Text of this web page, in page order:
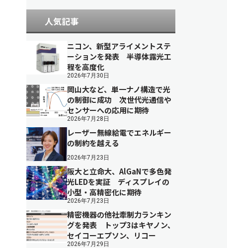
人気記事
ニコン、新型アライメントステ
ーションを発表 半導体露光工
程を高度化
2026年7月30日
岡山大など、単一ナノ構造で光
の制御に成功 次世代光通信や
センサーへの応用に期待
2026年7月28日
レーザー無線給電でエネルギー
の制約を越える
2026年7月23日
阪大と立命大、AlGaNで多色発
光LEDを実証 ディスプレイの
小型・高精密化に期待
2026年7月23日
精密機器の他社牽制力ランキン
グを発表 トップ3はキヤノン、
セイコーエプソン、リコー
2026年7月29日